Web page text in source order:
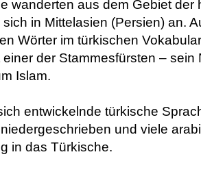
wanderten aus dem Gebiet der
in Mittelasien (Persien) an.
Wörter im türkischen
der Stammesfürsten – sein
Islam.
entwickelnde türkische
und viele
in das Türkische.